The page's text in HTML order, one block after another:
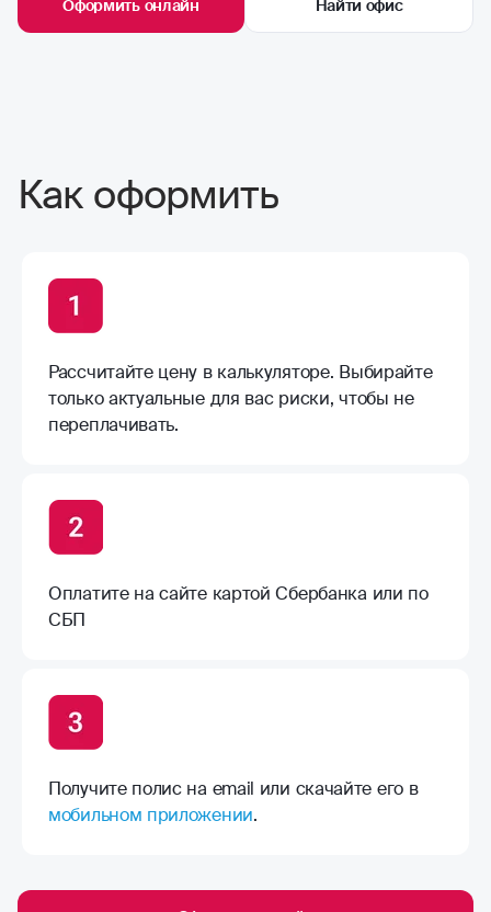
Оформить онлайн Найти офис
Как оформить
Рассчитайте цену в калькуляторе. Выбирайте
только актуальные для вас риски, чтобы не
переплачивать.
Оплатите на сайте картой Сбербанка или по
СБП
Получите полис на email или скачайте его в
мобильном приложении.